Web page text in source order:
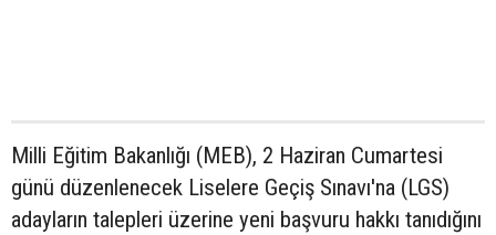
Milli Eğitim Bakanlığı (MEB), 2 Haziran Cumartesi
günü düzenlenecek Liselere Geçiş Sınavı'na (LGS)
adayların talepleri üzerine yeni başvuru hakkı tanıdığını